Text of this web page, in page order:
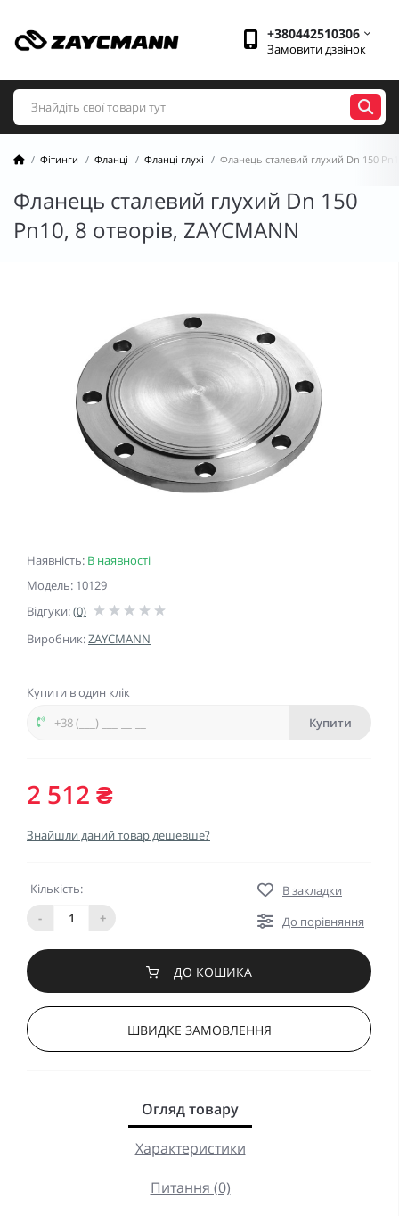
+380442510306
Замовити дзвінок
Фітинги Фланці Фланці глухі Фланець сталевий глухий Dn 150
Фланець сталевий глухий Dn 150
Pn10, 8 отворів, ZAYCMANN
Наявність: В наявності
Модель: 10129
Відгуки:(0)
Виробник:ZAYCMANN
Купити в один клік
Купити
2 512 ₴
Знайшли даний товар дешевше?
Кількість:
-
+
В закладки
До порівняння
ДО КОШИКА
ШВИДКЕ ЗАМОВЛЕННЯ
Огляд товару
Характеристики
Питання (0)